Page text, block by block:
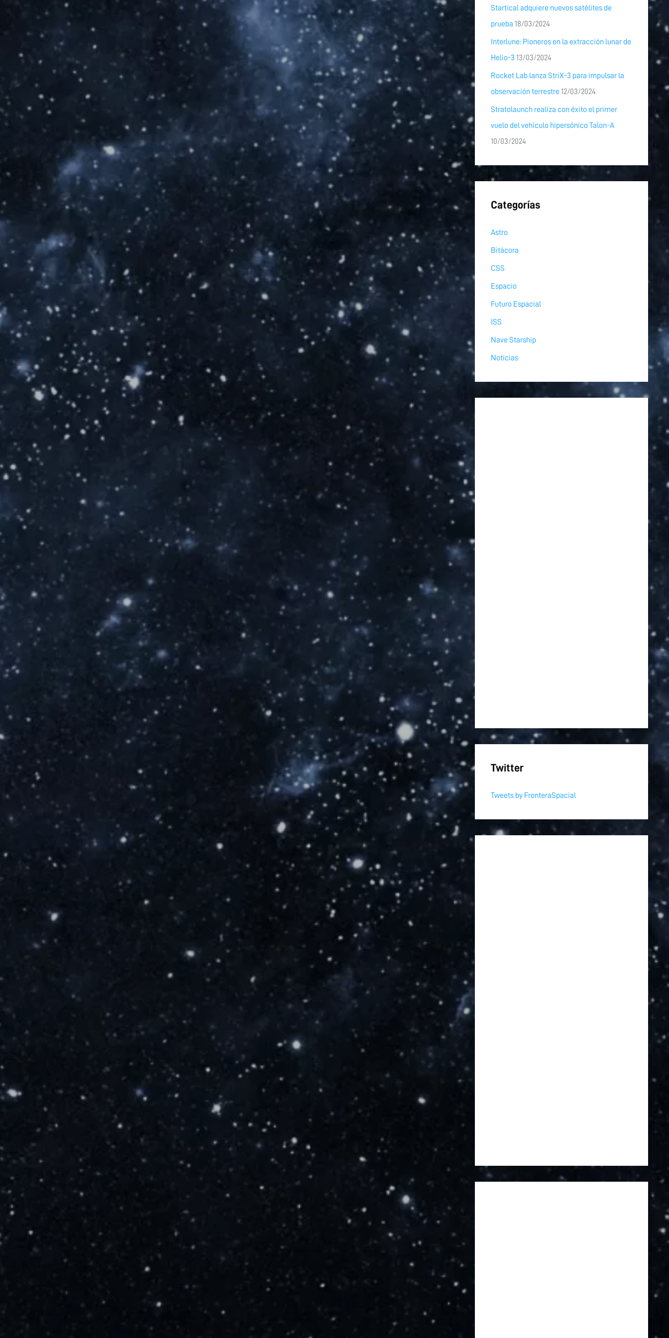
Startical adquiere nuevos satélites de
prueba 18/03/2024
Interlune: Pioneros en la extracción lunar de
Helio-3 13/03/2024
Rocket Lab lanza StriX-3 para impulsar la
observación terrestre 12/03/2024
Stratolaunch realiza con éxito el primer
vuelo del vehículo hipersónico Talon-A
10/03/2024
Categorías
Astro
Bitácora
CSS
Espacio
Futuro Espacial
ISS
Nave Starship
Noticias
Twitter
Tweets by FronteraSpacial